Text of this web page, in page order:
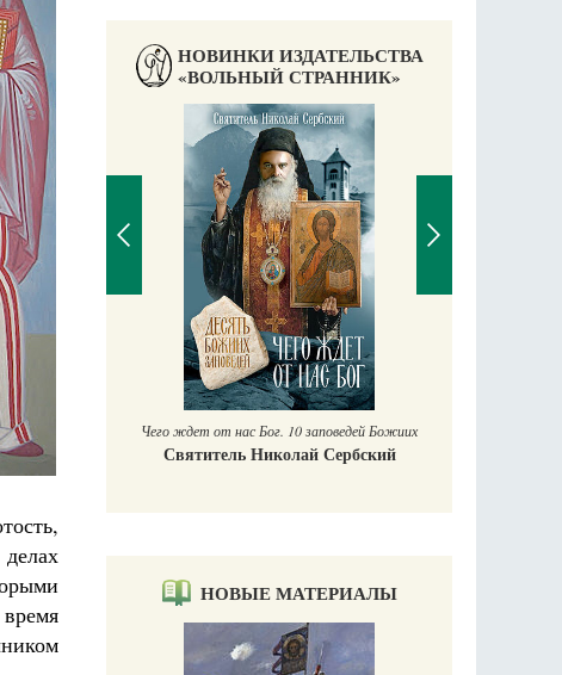
НОВИНКИ ИЗДАТЕЛЬСТВА
«ВОЛЬНЫЙ СТРАННИК»
Научись у
Чего ждет от нас Бог. 10 заповедей Божиих
Святитель Николай Сербский
НОВЫЕ МАТЕРИАЛЫ